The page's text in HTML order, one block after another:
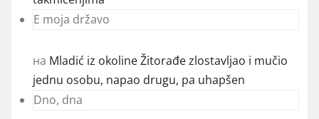
E moja državo
на Mladić iz okoline Žitorađe zlostavljao i mučio
jednu osobu, napao drugu, pa uhapšen
Dno, dna